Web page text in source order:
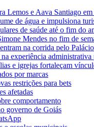
Lemos e Aava Santiago
de água e impulsiona
de saúde até o fim do
Mendes no fim de
na corrida pelo
experiência
e igrejas fortaleçam
por marcas
restrições para bets
afetadas
comportamento
governo de Goiás